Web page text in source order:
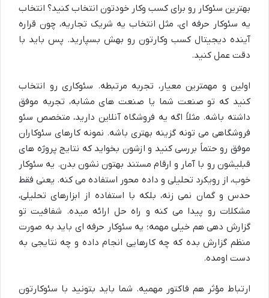
بهترین سئوکار رو برای کسب وکار خودتون انتخاب کنید؟ انتخاب
یه سئوکار حرفه ای، مثل انتخاب یه شریک تجاریه، چون قراره
آینده دیجیتال کسب وکارتون رو بهش بسپارید. پس باید با
دقت عمل کنید.
اولین و مهمترین معیار، تجربه مرتبطه. سئوکاری رو انتخاب
کنید که تو صنعت شما یا صنعت های مشابه، تجربه موفق
داشته باشه. مثلاً اگه یه فروشگاه آنلاین دارید، متخصص سئو
فروشگاهی می تونه گزینه بهتری باشه. نمونه کارهای سئوکاران
موفق رو حتماً بررسی کنید و ازشون بخواید که نتایج پروژه های
قبلیشون رو با آمار و ارقام مستند بهتون نشون بدن. یه سئوکار
خوب، از رویکرد تحلیلی و داده محور استفاده می کنه. یعنی فقط
حدس و گمان نمی زنه، بلکه با استفاده از ابزارهای تحلیلی،
مشکلات رو پیدا می کنه و راه حل ارائه میده. شفافیت تو
گزارش دهی هم خیلی مهمه؛ یه سئوکار حرفه ای باید به صورت
منظم گزارش بده که چه کارهایی انجام داده و چه نتایجی به
دست اومده.
ارتباط مؤثر هم فاکتور مهمیه. شما باید بتونید با سئوکار تون